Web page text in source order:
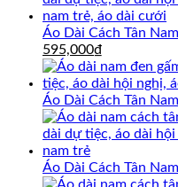
Áo Dài Cách Tân
Giá
gốc
là:
695,000₫.
595,000₫
hiện
tại
là:
595,000₫.
Áo Dài Cách Tân
Áo Dài Cách Tân